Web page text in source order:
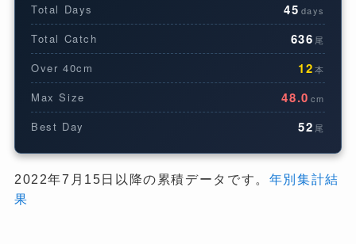
Total Days 45 days
Total Catch 636 尾
Over 40cm 12 本
Max Size 48.0 cm
Best Day 52 尾
2022年7月15日以降の累積データです。 年別集計結
果